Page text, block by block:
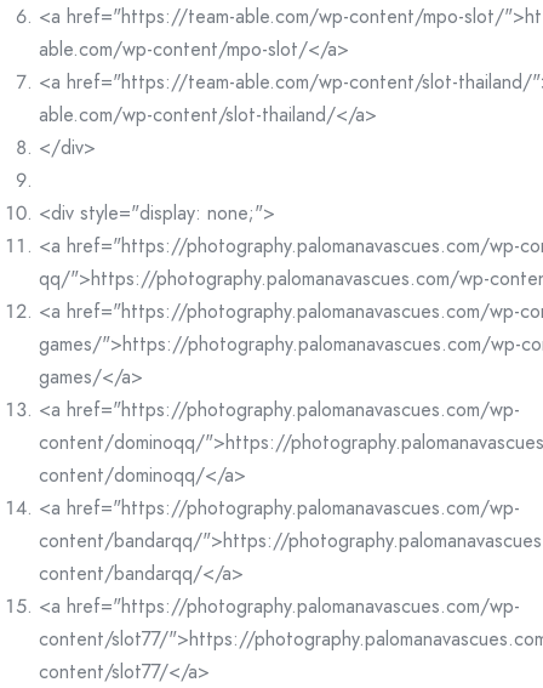
<a href="https://team-able.com/wp-content/mpo-slot/
able.com/wp-content/mpo-slot/</a>
<a href="https://team-able.com/wp-content/slot-
able.com/wp-content/slot-thailand/</a>
</div>
<div style="display: none;">
<a href="https://photography.palomanavascues.com/wp-
qq/">https://photography.palomanavascues.com/wp-
<a href="https://photography.palomanavascues.com/wp-
games/">https://photography.palomanavascues.com/wp-
games/</a>
<a href="https://photography.palomanavascues.com/wp-
content/dominoqq/">https://
content/dominoqq/</a>
<a href="https://photography.palomanavascues.com/wp-
content/bandarqq/">https://
content/bandarqq/</a>
<a href="https://photography.palomanavascues.com/wp-
content/slot77/">https://
content/slot77/</a>